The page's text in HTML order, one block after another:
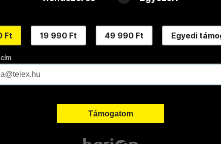
Ft 19 990 Ft 49 990 Ft Egyedi